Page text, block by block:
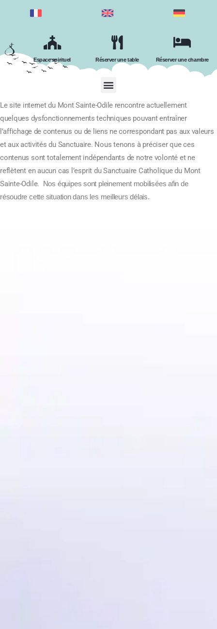
Espace spirituel Réserver une table Réserver une chambre
Le site internet du Mont Sainte-Odile rencontre actuellement
quelques dysfonctionnements techniques pouvant entraîner
l’affichage de contenus ou de liens ne correspondant pas aux valeurs
et aux activités du Sanctuaire. Nous tenons à préciser que ces
contenus sont totalement indépendants de notre volonté et ne
reflètent en aucun cas l’esprit du Sanctuaire Catholique du Mont
Sainte-Odile.
Nos équipes sont pleinement mobilisées afin de
résoudre cette situation dans les meilleurs délais.